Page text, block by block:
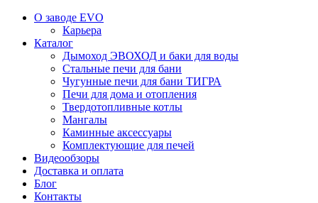
О заводе EVO
Карьера
Каталог
Дымоход ЭВОХОД и баки для воды
Стальные печи для бани
Чугунные печи для бани ТИГРА
Печи для дома и отопления
Твердотопливные котлы
Мангалы
Каминные аксессуары
Комплектующие для печей
Видеообзоры
Доставка и оплата
Блог
Контакты